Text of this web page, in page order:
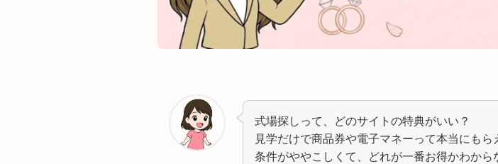
式場探しって、どのサイトの特典がいい？
見学だけで商品券や電子マネーって本当にもら
条件がややこしくて、どれが一番お得かわか